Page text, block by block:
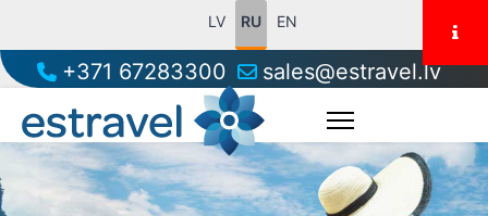
LV RU EN
+371 67283300 sales@estravel.lv